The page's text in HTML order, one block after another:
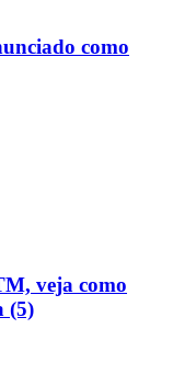
como
veja como
(5)